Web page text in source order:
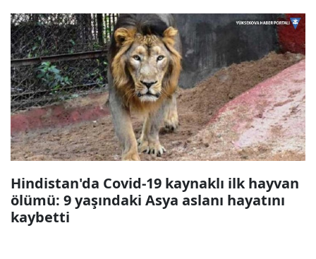
Hindistan'da Covid-19 kaynaklı ilk hayvan
ölümü: 9 yaşındaki Asya aslanı hayatını
kaybetti